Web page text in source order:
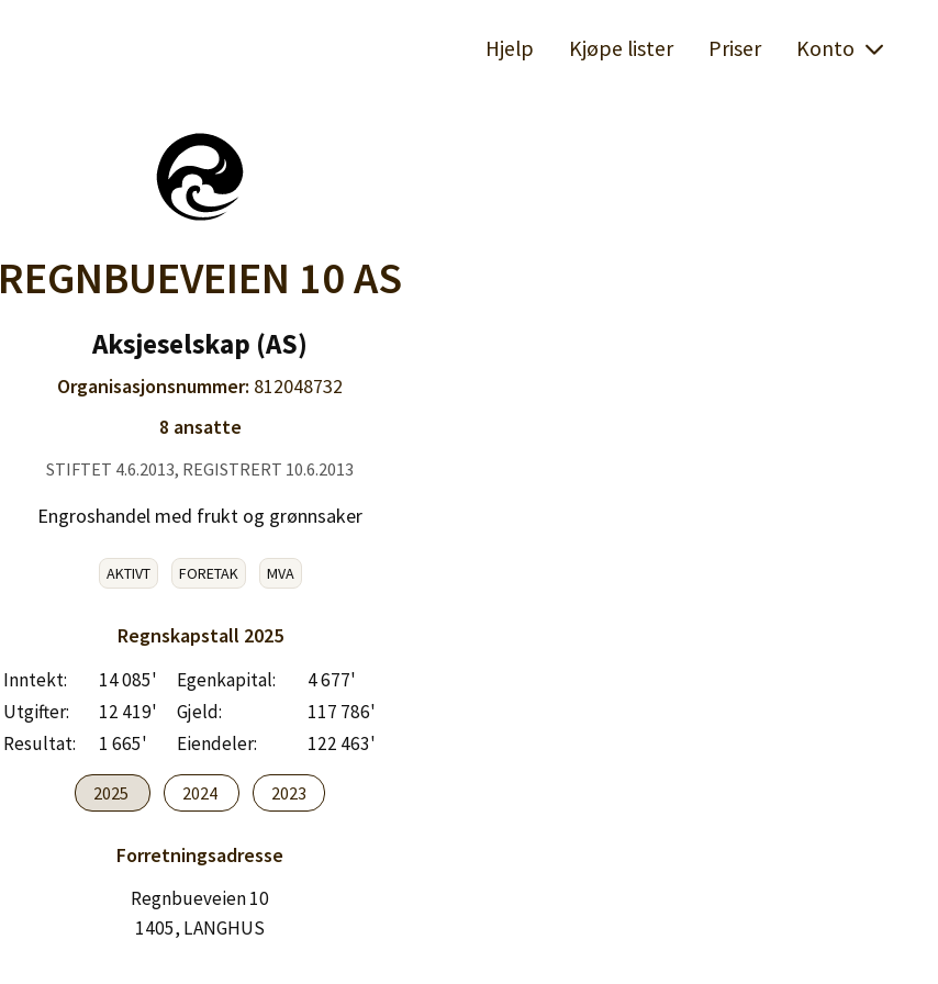
Hjelp Kjøpe lister Priser Konto
REGNBUEVEIEN 10 AS
Aksjeselskap (AS)
Organisasjonsnummer: 812048732
8 ansatte
STIFTET 4.6.2013, REGISTRERT 10.6.2013
Engroshandel med frukt og grønnsaker
AKTIVT FORETAK MVA
Regnskapstall 2025
Inntekt: 14 085' Egenkapital:
4 677'
Utgifter:
12 419' Gjeld:
117 786'
Resultat:
1 665' Eiendeler: 122 463'
2025 2024 2023
Forretningsadresse
Regnbueveien 10
1405, LANGHUS